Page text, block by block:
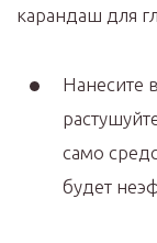
карандаш для
Нанесите
само
будет